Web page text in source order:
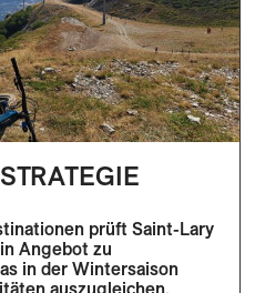
prüft Saint-Lary
Angebot zu
in der Wintersaison